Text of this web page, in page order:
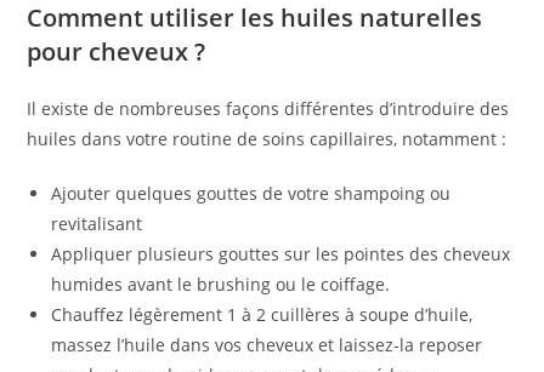
Comment utiliser les huiles naturelles
pour cheveux ?
Il existe de nombreuses façons différentes d’introduire des
huiles dans votre routine de soins capillaires, notamment :
Ajouter quelques gouttes de votre shampoing ou
revitalisant
Appliquer plusieurs gouttes sur les pointes des cheveux
humides avant le brushing ou le coiffage.
Chauffez légèrement 1 à 2 cuillères à soupe d’huile,
massez l’huile dans vos cheveux et laissez-la reposer